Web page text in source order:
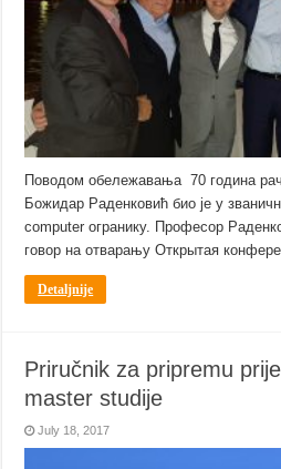
Поводом обележавања 70 година
Божидар Раденковић био је у
computer огранику. Професор
говор на отварању Открытая
Detaljnije
Priručnik za pripremu
master studije
July 18, 2017